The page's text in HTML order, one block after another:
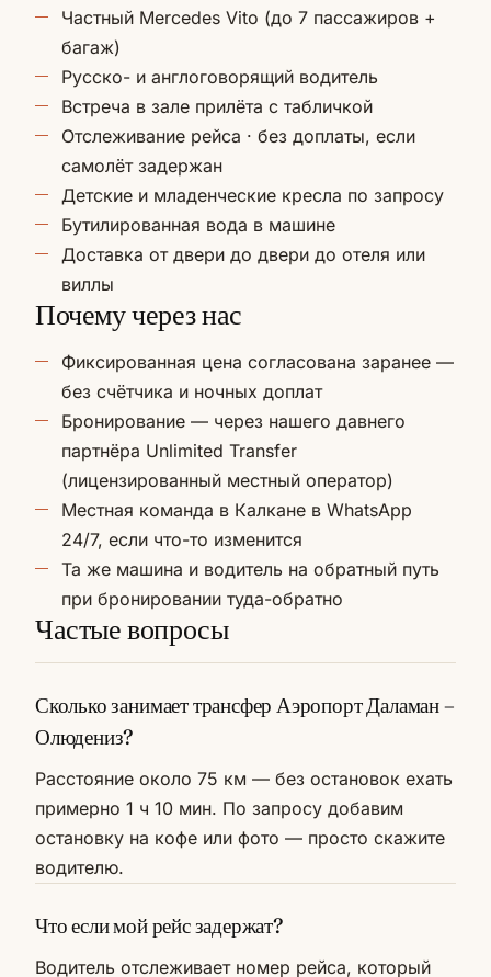
Частный Mercedes Vito (до 7 пассажиров +
багаж)
Русско- и англоговорящий водитель
Встреча в зале прилёта с табличкой
Отслеживание рейса · без доплаты, если
самолёт задержан
Детские и младенческие кресла по запросу
Бутилированная вода в машине
Доставка от двери до двери до отеля или
виллы
Почему через нас
Фиксированная цена согласована заранее —
без счётчика и ночных доплат
Бронирование — через нашего давнего
партнёра Unlimited Transfer
(лицензированный местный оператор)
Местная команда в Калкане в WhatsApp
24/7, если что-то изменится
Та же машина и водитель на обратный путь
при бронировании туда-обратно
Частые вопросы
Сколько занимает трансфер Аэропорт Даламан –
Олюдениз?
Расстояние около 75 км — без остановок ехать
примерно 1 ч 10 мин. По запросу добавим
остановку на кофе или фото — просто скажите
водителю.
Что если мой рейс задержат?
Водитель отслеживает номер рейса, который